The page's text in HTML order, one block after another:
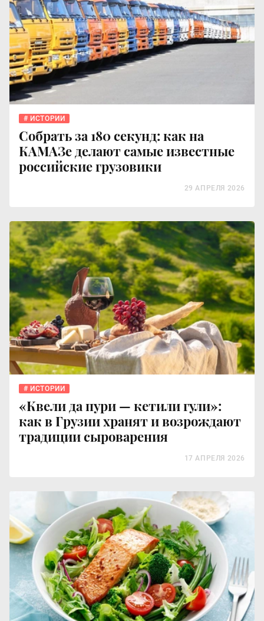
ИСТОРИИ
Собрать за 180 секунд: как на
КАМАЗе делают самые известные
российские грузовики
29 АПРЕЛЯ 2026
ИСТОРИИ
«Квели да пури — кетили гули»:
как в Грузии хранят и возрождают
традиции сыроварения
17 АПРЕЛЯ 2026